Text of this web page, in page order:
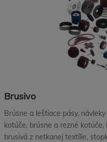
Brusivo
Brúsne a leštiace pásy,
kotúče, brúsne a rezné kotúče,
brusivá z netkanej textílie,